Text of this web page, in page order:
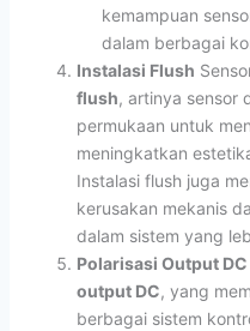
kemampuan
dalam berbagai
Instalasi Flush
flush, artinya sensor
permukaan untuk
meningkatkan
Instalasi flush juga
kerusakan mekanis
dalam sistem yang
Polarisasi Output DC
output DC, yang
berbagai sistem